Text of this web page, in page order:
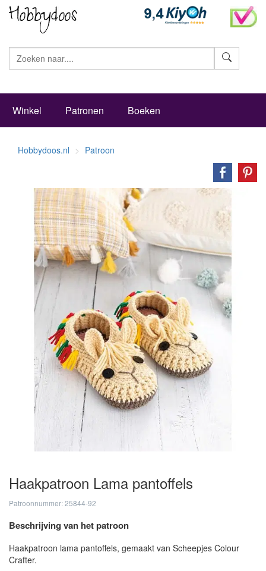
Winkel Patronen Boeken
Hobbydoos.nl Patroon
Haakpatroon Lama pantoffels
Patroonnummer: 25844-92
Beschrijving van het patroon
Haakpatroon lama pantoffels, gemaakt van Scheepjes Colour
Crafter.